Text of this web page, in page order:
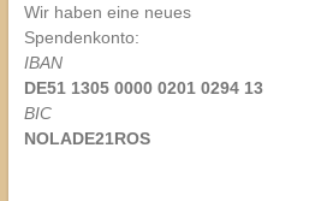
Wir haben eine neues
Spendenkonto:
IBAN
DE51 1305 0000 0201 0294 13
BIC
NOLADE21ROS